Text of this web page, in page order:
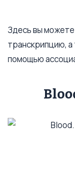
Здесь вы можете
транскрипцию,
помощью